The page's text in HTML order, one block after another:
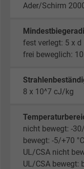
Ader/Schirm
fest verlegt: 5 x d
frei beweglich:
8 x 10^7 cJ/kg
nicht bewegt: -
bewegt: -5/+70 °C
UL/CSA nicht
UL/CSA bewegt: